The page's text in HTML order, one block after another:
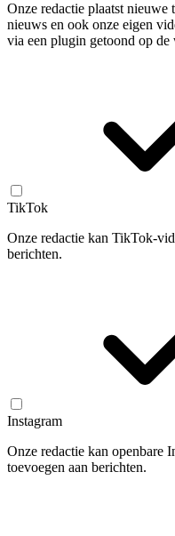
Onze redactie plaatst nieuwe
nieuws en ook onze eigen
via een plugin getoond op de
TikTok
Onze redactie kan TikTok-
berichten.
Instagram
Onze redactie kan openbare
toevoegen aan berichten.